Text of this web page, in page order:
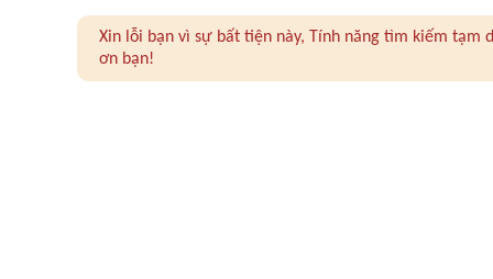
Xin lỗi bạn vì sự bất tiện này, Tính năng tìm kiếm
ơn bạn!